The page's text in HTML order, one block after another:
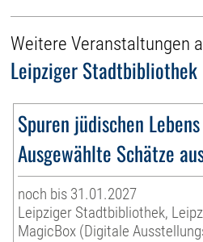
Weitere Veranstaltungen
Leipziger Stadtbibliothek
Spuren jüdischen
Ausgewählte Schätze
noch bis 31.01.2027
Leipziger Stadtbibliothek,
MagicBox (Digitale